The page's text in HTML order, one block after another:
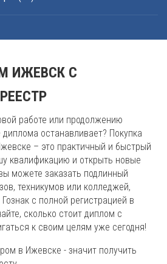
ИЖЕВСК С
работе или продолжению
диплома останавливает? Покупка
– это практичный и быстрый
квалификацию и открыть новые
можете заказать подлинный
техникумов или колледжей,
с полной регистрацией в
сколько стоит диплом с
к своим целям уже сегодня!
в Ижевске - значит получить